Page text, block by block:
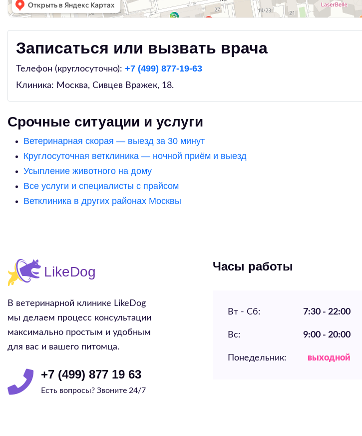
Записаться или вызвать врача
Телефон (круглосуточно): +7 (499) 877-19-63
Клиника: Москва, Сивцев Вражек, 18.
Срочные ситуации и услуги
Ветеринарная скорая — выезд за 30 минут
Круглосуточная ветклиника — ночной приём и выезд
Усыпление животного на дому
Все услуги и специалисты с прайсом
Ветклиника в других районах Москвы
В ветеринарной клинике LikeDog
мы делаем процесс консультации
максимально простым и удобным
для вас и вашего питомца.
+7 (499) 877 19 63
Есть вопросы? Звоните 24/7
Часы работы
Вт - Сб: 7:30 - 22:00
Вс: 9:00 - 20:00
Понедельник: выходной